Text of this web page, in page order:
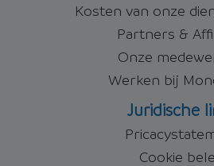
Kosten van onze
Partners &
Onze
Werken bij
Juridische
Cookie